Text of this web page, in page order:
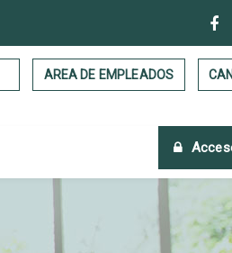
AREA DE EMPLEADOS